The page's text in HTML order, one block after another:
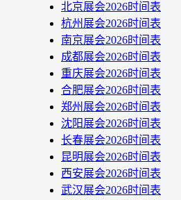
北京展会2026时间表
杭州展会2026时间表
南京展会2026时间表
成都展会2026时间表
重庆展会2026时间表
合肥展会2026时间表
郑州展会2026时间表
沈阳展会2026时间表
长春展会2026时间表
昆明展会2026时间表
西安展会2026时间表
武汉展会2026时间表